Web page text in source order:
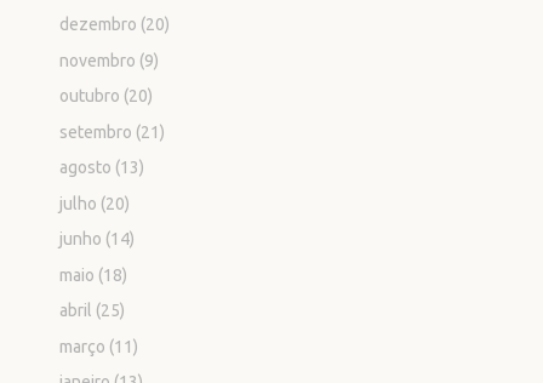
dezembro (20)
novembro (9)
outubro (20)
setembro (21)
agosto (13)
julho (20)
junho (14)
maio (18)
abril (25)
março (11)